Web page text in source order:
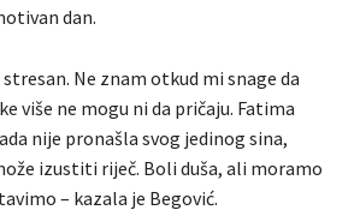
dan.
stresan. Ne znam otkud mi snage da
više ne mogu ni da pričaju. Fatima
nije pronašla svog jedinog sina,
izustiti riječ. Boli duša, ali moramo
– kazala je Begović.